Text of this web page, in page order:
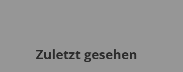
Zuletzt gesehen